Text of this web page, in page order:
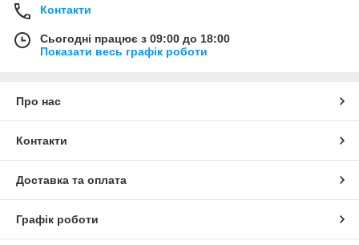
Контакти
Сьогодні працює з 09:00 до 18:00
Показати весь графік роботи
Про нас
Контакти
Доставка та оплата
Графік роботи